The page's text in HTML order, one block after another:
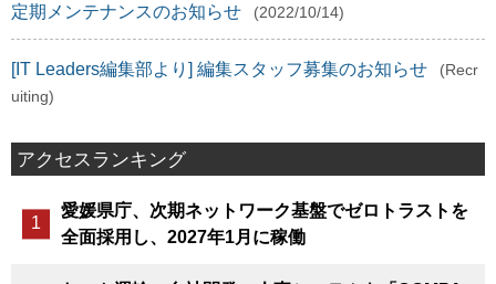
定期メンテナンスのお知らせ (2022/10/14)
[IT Leaders編集部より] 編集スタッフ募集のお知らせ
(Recr
uiting)
アクセスランキング
愛媛県庁、次期ネットワーク基盤でゼロトラストを
全面採用し、2027年1月に稼働